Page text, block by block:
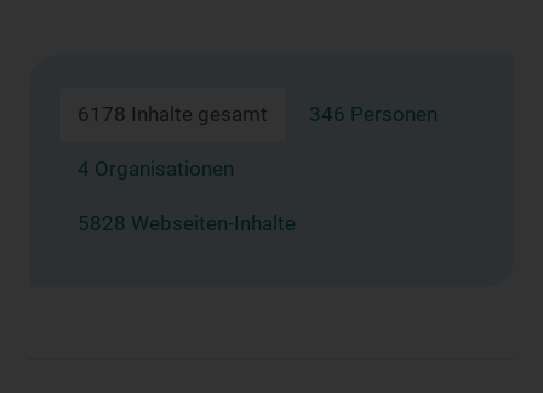
6178 Inhalte gesamt 346 Personen
4 Organisationen
5828 Webseiten-Inhalte